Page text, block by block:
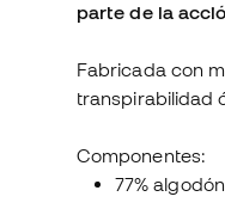
parte de la
Fabricada con
transpirabilidad
Componentes:
77%